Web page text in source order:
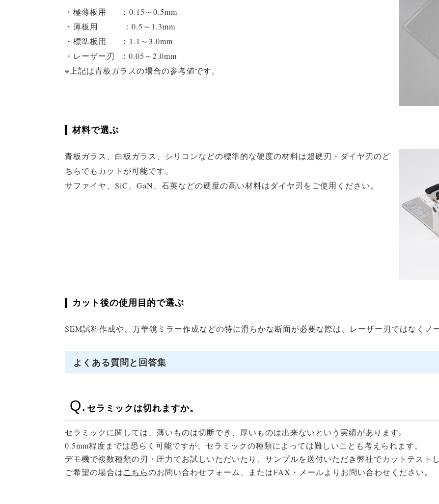
・極薄板用 ：0.15～0.5mm
・薄板用 ：0.5～1.3mm
・標準板用 ：1.1～3.0mm
・レーザー刃 ：0.05～2.0mm
※上記は青板ガラスの場合の参考値です。
材料で選ぶ
青板ガラス、白板ガラス、シリコンなどの標準的な硬度の材料は超硬刃・ダイヤ刃のど
ちらでもカットが可能です。
サファイヤ、SiC、GaN、石英などの硬度の高い材料はダイヤ刃をご使用ください。
カット後の使用目的で選ぶ
SEM試料作成や、万華鏡ミラー作成などの特に滑らかな断面が必要な際は、レーザー刃ではなくノ
よくある質問と回答集
セラミックは切れますか。
セラミックに関しては、薄いものは切断でき、厚いものは出来ないという実績があります。
0.5mm程度までは恐らく可能ですが、セラミックの種類によっては難しいことも考えられます。
デモ機で複数種類の刃・圧力でお試しいただいたり、サンプルを送付いただき弊社でカットテスト
ご希望の場合はこちらのお問い合わせフォーム、またはFAX・メールよりお問い合わせください。